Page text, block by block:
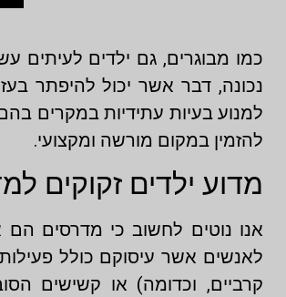
כמו מבוגרים, גם ילדים לעיתים
נכונה, דבר אשר יכול להיפתר
למנוע בעיות עתידיות במקרים
להזמין במקום מורשה ומקצועי.
מדוע ילדים זקוקים
אנו נוטים לחשוב כי מדרסים הם
לאנשים אשר עיסוקם כולל
קרביים, וכדומה) או קשישים